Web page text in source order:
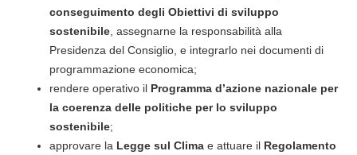
conseguimento degli Obiettivi di sviluppo
sostenibile , assegnarne la responsabilità alla
Presidenza del Consiglio, e integrarlo nei documenti di
programmazione economica;
rendere operativo il Programma d’azione nazionale per
la coerenza delle politiche per lo sviluppo
sostenibile;
approvare la Legge sul Clima e attuare il Regolamento